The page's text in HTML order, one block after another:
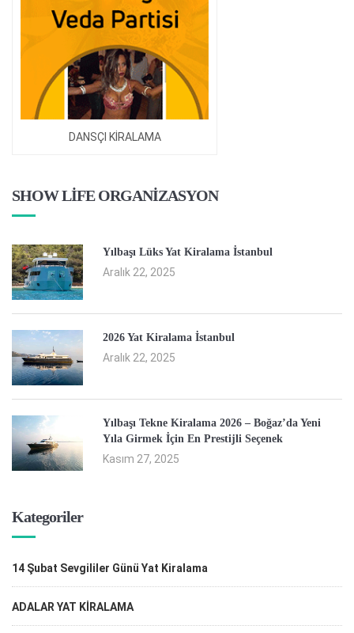
DANSÇI KİRALAMA
SHOW LİFE ORGANİZASYON
Yılbaşı Lüks Yat Kiralama İstanbul
Aralık 22, 2025
2026 Yat Kiralama İstanbul
Aralık 22, 2025
Yılbaşı Tekne Kiralama 2026 – Boğaz’da Yeni
Yıla Girmek İçin En Prestijli Seçenek
Kasım 27, 2025
Kategoriler
14 Şubat Sevgililer Günü Yat Kiralama
ADALAR YAT KİRALAMA